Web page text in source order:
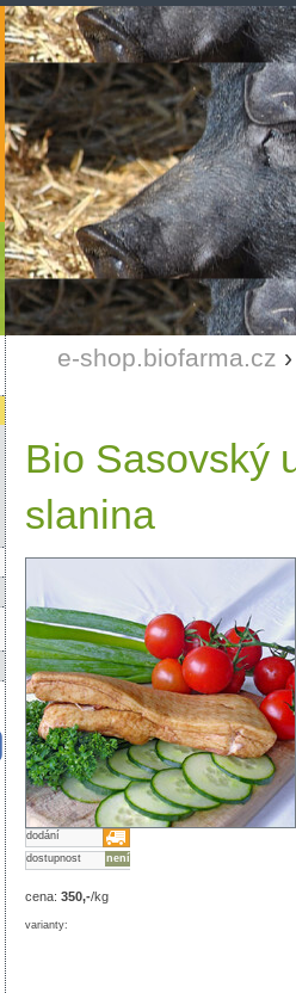
e-shop.biofarma.cz
Bio Sasovský
slanina
dodání
není
dostupnost
cena: 350,-/kg
varianty: